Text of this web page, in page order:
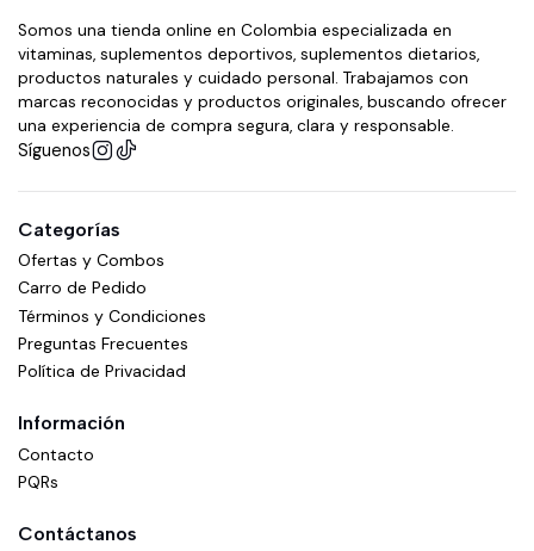
Somos una tienda online en Colombia especializada en
vitaminas, suplementos deportivos, suplementos dietarios,
productos naturales y cuidado personal. Trabajamos con
marcas reconocidas y productos originales, buscando ofrecer
una experiencia de compra segura, clara y responsable.
Síguenos
Categorías
Ofertas y Combos
Carro de Pedido
Términos y Condiciones
Preguntas Frecuentes
Política de Privacidad
Información
Contacto
PQRs
Contáctanos